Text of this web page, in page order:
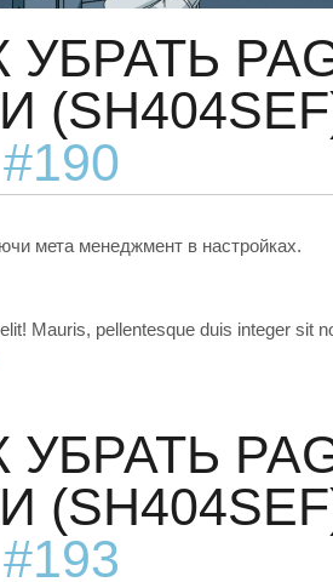
УБРАТЬ
#190
мета менеджмент в настройках.
Mauris, pellentesque duis integer sit
УБРАТЬ
#193